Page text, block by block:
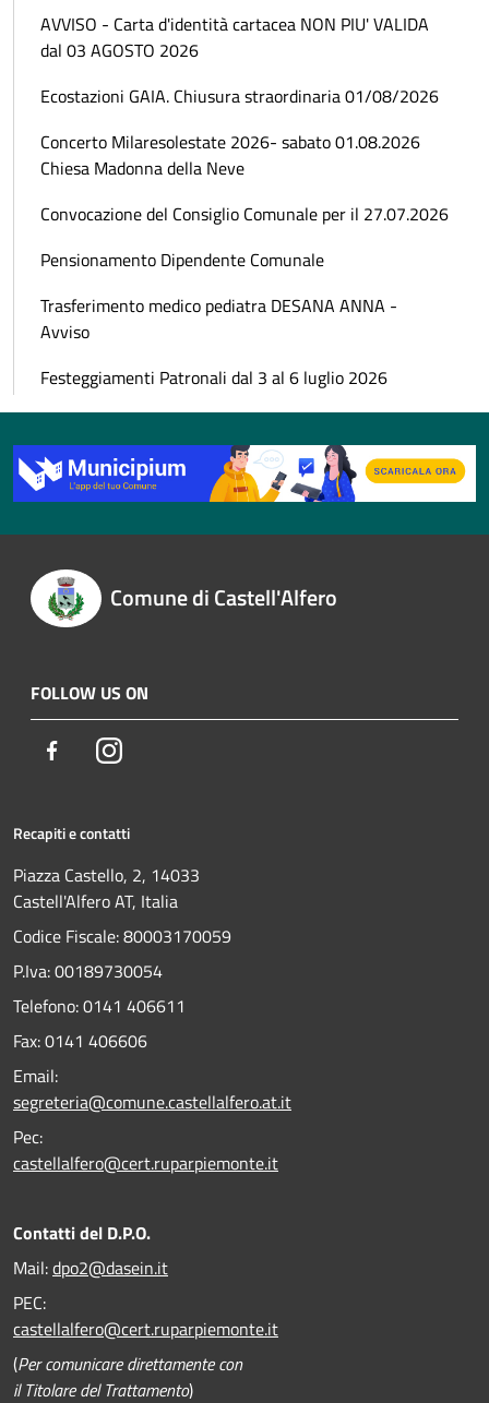
AVVISO - Carta d'identità cartacea NON PIU' VALIDA
dal 03 AGOSTO 2026
Ecostazioni GAIA. Chiusura straordinaria 01/08/2026
Concerto Milaresolestate 2026- sabato 01.08.2026
Chiesa Madonna della Neve
Convocazione del Consiglio Comunale per il 27.07.2026
Pensionamento Dipendente Comunale
Trasferimento medico pediatra DESANA ANNA -
Avviso
Festeggiamenti Patronali dal 3 al 6 luglio 2026
Comune di Castell'Alfero
FOLLOW US ON
FacebookInstagram
Recapiti e contatti
Piazza Castello, 2, 14033
Castell'Alfero AT, Italia
Codice Fiscale: 80003170059
P.Iva: 00189730054
Telefono:0141 406611
Fax:0141 406606
Email:
segreteria@comune.castellalfero.at.it
Pec:
castellalfero@cert.ruparpiemonte.it
Contatti del D.P.O.
Mail:dpo2@dasein.it
PEC:
castellalfero@cert.ruparpiemonte.it
(Per comunicare direttamente con
il Titolare del Trattamento)